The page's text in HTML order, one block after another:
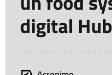
digital Hub